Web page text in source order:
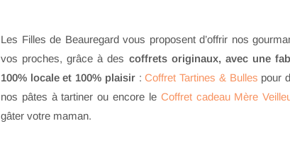
Les Filles de Beauregard vous proposent d’offrir nos
vos proches, grâce à des coffrets originaux, avec une
100% locale et 100% plaisir:Coffret Tartines & Bulles pour
nos pâtes à tartiner ou encore le Coffret cadeau Mère
gâter votre maman.